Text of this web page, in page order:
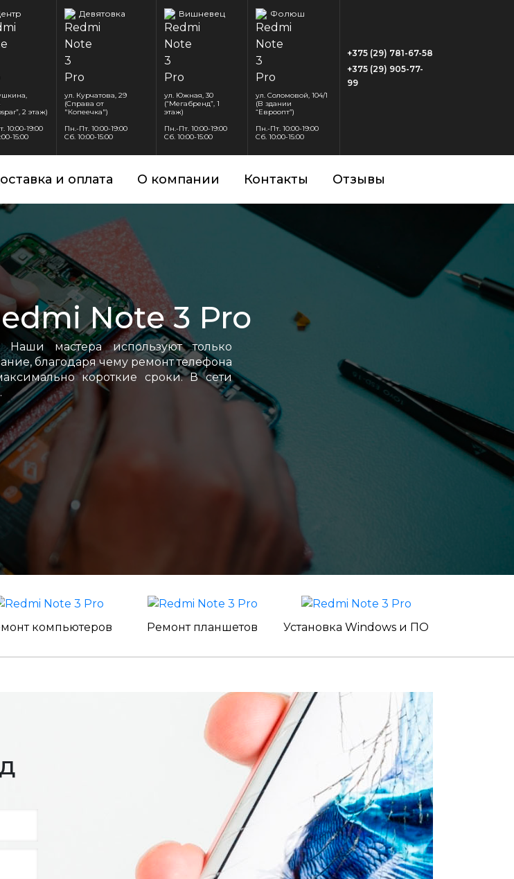
2 этаж)
10:00-19:00
15:00
Девятовка
ул. Курчатова, 29
(Справа от
"Копеечка")
Пн.-Пт. 10:00-19:00
Сб. 10:00-15:00
Вишневец
ул. Южная, 30
(“Мегабренд”, 1
этаж)
Пн.-Пт. 10:00-19:00
Сб. 10:00-15:00
Фолюш
ул. Соломовой, 104/1
(В здании
“Евроопт”)
Пн.-Пт. 10:00-19:00
Сб. 10:00-15:00
+375 (29) 781-67-58
+375 (29) 905-77-
99
и оплата О компании Контакты Отзывы
Note 3 Pro
мастера используют только
благодаря чему ремонт телефона
короткие сроки. В сети
компьютеров Ремонт планшетов Установка Windows и ПО